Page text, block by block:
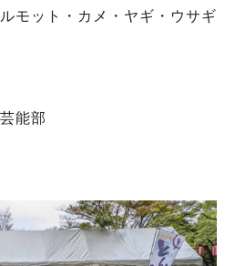
モット・カメ・ヤギ・ウサギ
能部